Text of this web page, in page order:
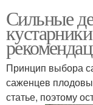
Сильные
Принцип выбора
саженцев
статье, поэтому